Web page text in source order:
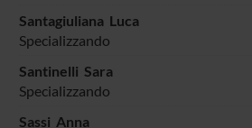
Santagiuliana Luca
Specializzando
Santinelli Sara
Specializzando
Sassi Anna